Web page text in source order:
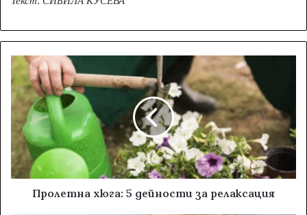
Пролетнa хюгa: 5 дейности за релаксация